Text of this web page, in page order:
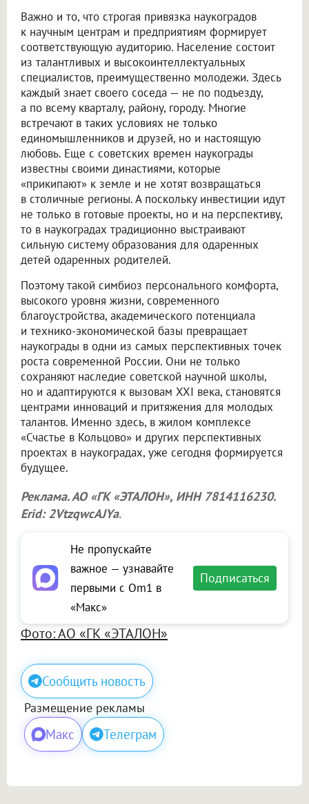
Важно и то, что строгая привязка наукоградов
к научным центрам и предприятиям формирует
соответствующую аудиторию. Население состоит
из талантливых и высокоинтеллектуальных
специалистов, преимущественно молодежи. Здесь
каждый знает своего соседа — не по подъезду,
а по всему кварталу, району, городу. Многие
встречают в таких условиях не только
единомышленников и друзей, но и настоящую
любовь. Еще с советских времен наукограды
известны своими династиями, которые
«прикипают» к земле и не хотят возвращаться
в столичные регионы. А поскольку инвестиции идут
не только в готовые проекты, но и на перспективу,
то в наукоградах традиционно выстраивают
сильную систему образования для одаренных
детей одаренных родителей.
Поэтому такой симбиоз персонального комфорта,
высокого уровня жизни, современного
благоустройства, академического потенциала
и технико-экономической базы превращает
наукограды в одни из самых перспективных точек
роста современной России. Они не только
сохраняют наследие советской научной школы,
но и адаптируются к вызовам XXI века, становятся
центрами инноваций и притяжения для молодых
талантов. Именно здесь, в жилом комплексе
«Счастье в Кольцово» и других перспективных
проектах в наукоградах, уже сегодня формируется
будущее.
Реклама. АО «ГК «ЭТАЛОН», ИНН 7814116230.
Erid: 2VtzqwcAJYa.
Не пропускайте
важное — узнавайте
первыми с Om1 в
«Макс»
Подписаться
Фото: АО «ГК «ЭТАЛОН»
Сообщить новость
Размещение рекламы
Макс Телеграм